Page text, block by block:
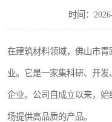
时间：
在建筑材料领域，佛山市
业。它是一家集科研、开
企业。公司自成立以来，
场提供高品质的产品。